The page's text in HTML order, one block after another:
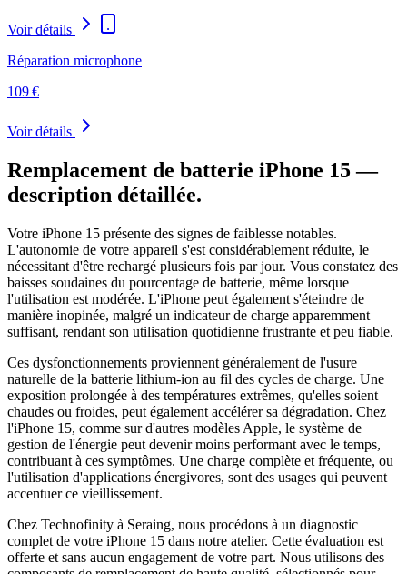
Voir détails
Réparation microphone
109€
Voir détails
Remplacement de batterie iPhone 15—
description détaillée.
Votre iPhone 15 présente des signes de faiblesse notables.
L'autonomie de votre appareil s'est considérablement réduite, le
nécessitant d'être rechargé plusieurs fois par jour. Vous constatez des
baisses soudaines du pourcentage de batterie, même lorsque
l'utilisation est modérée. L'iPhone peut également s'éteindre de
manière inopinée, malgré un indicateur de charge apparemment
suffisant, rendant son utilisation quotidienne frustrante et peu fiable.
Ces dysfonctionnements proviennent généralement de l'usure
naturelle de la batterie lithium-ion au fil des cycles de charge. Une
exposition prolongée à des températures extrêmes, qu'elles soient
chaudes ou froides, peut également accélérer sa dégradation. Chez
l'iPhone 15, comme sur d'autres modèles Apple, le système de
gestion de l'énergie peut devenir moins performant avec le temps,
contribuant à ces symptômes. Une charge complète et fréquente, ou
l'utilisation d'applications énergivores, sont des usages qui peuvent
accentuer ce vieillissement.
Chez Technofinity à Seraing, nous procédons à un diagnostic
complet de votre iPhone 15 dans notre atelier. Cette évaluation est
offerte et sans aucun engagement de votre part. Nous utilisons des